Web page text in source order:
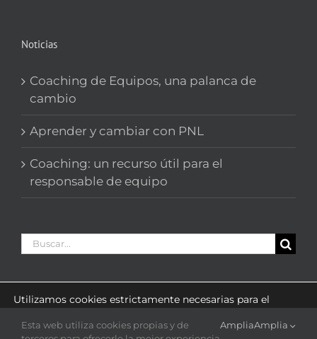
Noticias
Coaching de Equipos, una palanca de
cambio
Aprender y cambiar con PNL
Coaching: un recurso útil para el
responsable de equipo
Buscar:
Utilizamos cookies estrictamente necesarias para el
funcionamiento de este sitio web y cookies estadísticas
con el fin de optimizar la navegación.
Esta web utiliza cookies propias y de
AmpliaAmplia